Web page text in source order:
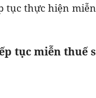
tục thực hiện
tục miễn thuế